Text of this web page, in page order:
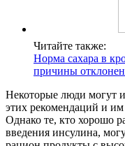
Читайте также:
Норма сахара в
причины
Некоторые люди могут
этих рекомендаций и им
Однако те, кто хорошо
введения инсулина,